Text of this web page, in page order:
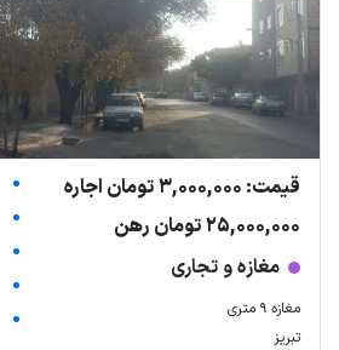
قیمت: 3,000,000 تومان اجاره
25,000,000 تومان رهن
مغازه و تجاری
مغازه ۹ متری
تبریز